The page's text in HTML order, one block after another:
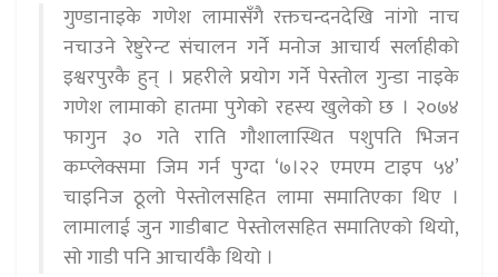
गुण्डानाइके गणेश लामासँगै रक्तचन्दनदेखि नांगो नाच
नचाउने रेष्टुरेन्ट संचालन गर्ने मनोज आचार्य सर्लाहीको
इश्वरपुरकै हुन् । प्रहरीले प्रयोग गर्ने पेस्तोल गुन्डा नाइके
गणेश लामाको हातमा पुगेको रहस्य खुलेको छ । २०७४
फागुन ३० गते राति गौशालास्थित पशुपति भिजन
कम्प्लेक्समा जिम गर्न पुग्दा ‘७।२२ एमएम टाइप ५४’
चाइनिज ठूलो पेस्तोलसहित लामा समातिएका थिए ।
लामालाई जुन गाडीबाट पेस्तोलसहित समातिएको थियो,
सो गाडी पनि आचार्यकै थियो ।